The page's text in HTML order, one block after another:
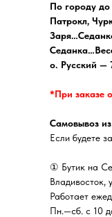
По городу
Патрокл,
о. Русский —
*При заказе
Самовывоз
Если будете
① Бутик на
Владивосток,
Работает
Пн.—сб. с 10